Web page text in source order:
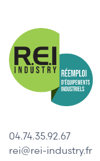
04.74.35.92.67
rei@rei-industry.fr